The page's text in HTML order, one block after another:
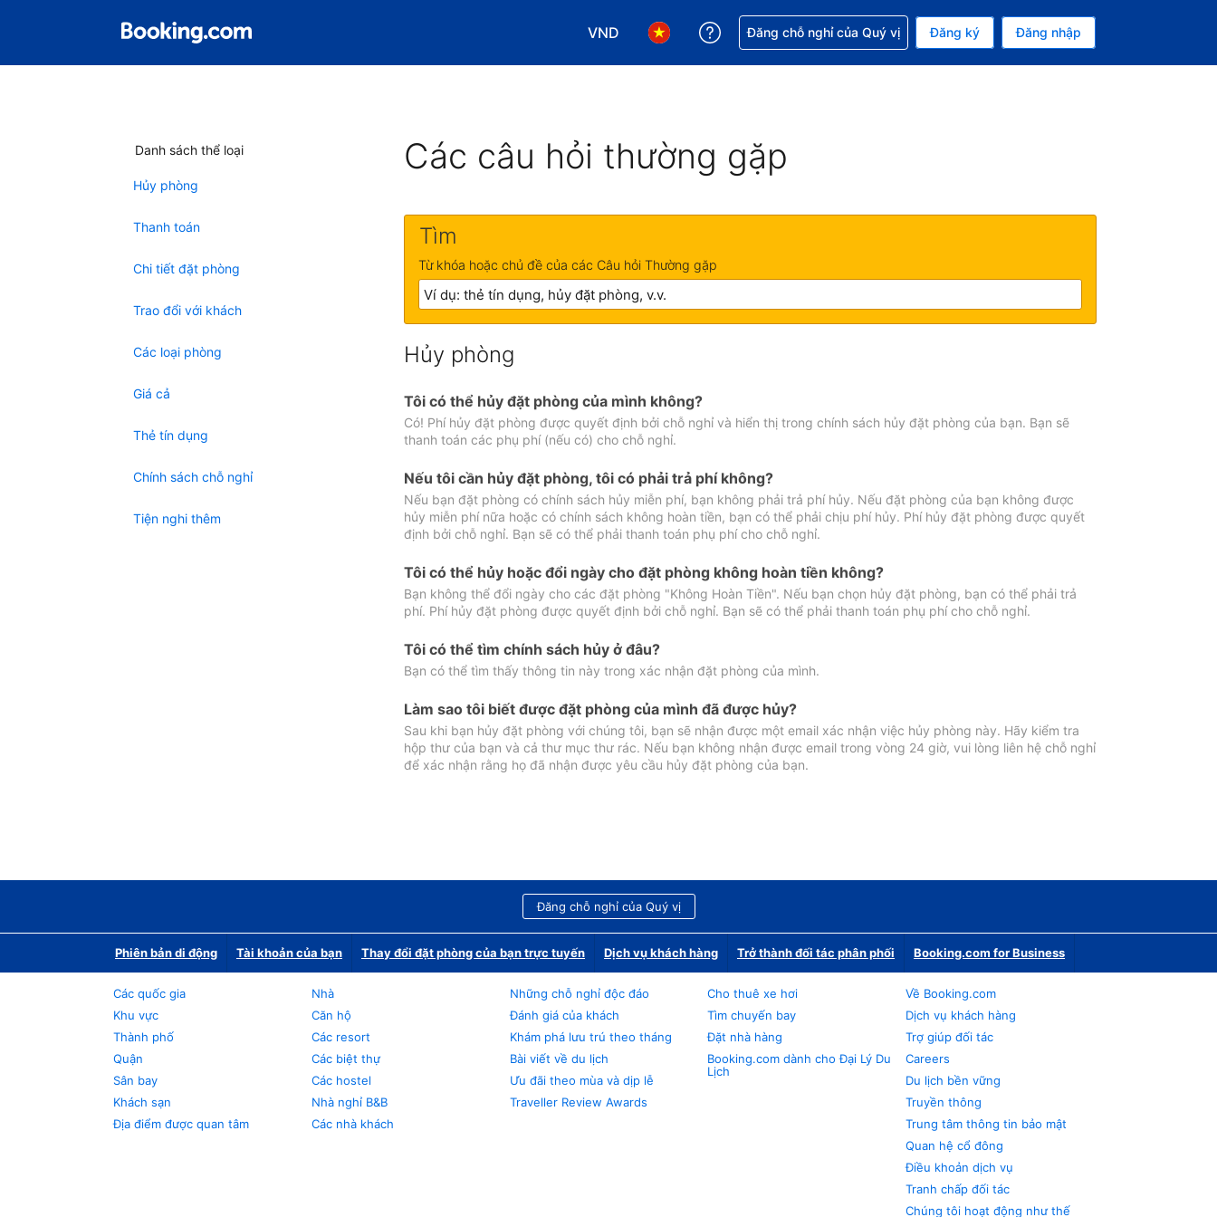
VND
Chọn loại tiền tệ của bạn. Loại tiền tệ hiện tại của bạn là Đồng
Chọn ngôn ngữ của bạn. Ngôn ngữ hiện tại của bạn là Tiếng Việt
Nhận trợ giúp với đặt chỗ
Đăng chỗ nghỉ của Quý vị Đăng ký Đăng nhập
Danh sách thể loại
Hủy phòng
Thanh toán
Chi tiết đặt phòng
Trao đổi với khách
Các loại phòng
Giá cả
Thẻ tín dụng
Chính sách chỗ nghỉ
Tiện nghi thêm
Các câu hỏi thường gặp
Tìm
Từ khóa hoặc chủ đề của các Câu hỏi Thường gặp
Hủy phòng
Tôi có thể hủy đặt phòng của mình không?
Có! Phí hủy đặt phòng được quyết định bởi chỗ nghỉ và hiển thị trong chính sách hủy đặt phòng của bạn. Bạn sẽ
thanh toán các phụ phí (nếu có) cho chỗ nghỉ.
Nếu tôi cần hủy đặt phòng, tôi có phải trả phí không?
Nếu bạn đặt phòng có chính sách hủy miễn phí, bạn không phải trả phí hủy. Nếu đặt phòng của bạn không được
hủy miễn phí nữa hoặc có chính sách không hoàn tiền, bạn có thể phải chịu phí hủy. Phí hủy đặt phòng được quyết
định bởi chỗ nghỉ. Bạn sẽ có thể phải thanh toán phụ phí cho chỗ nghỉ.
Tôi có thể hủy hoặc đổi ngày cho đặt phòng không hoàn tiền không?
Bạn không thể đổi ngày cho các đặt phòng "Không Hoàn Tiền". Nếu bạn chọn hủy đặt phòng, bạn có thể phải trả
phí. Phí hủy đặt phòng được quyết định bởi chỗ nghỉ. Bạn sẽ có thể phải thanh toán phụ phí cho chỗ nghỉ.
Tôi có thể tìm chính sách hủy ở đâu?
Bạn có thể tìm thấy thông tin này trong xác nhận đặt phòng của mình.
Làm sao tôi biết được đặt phòng của mình đã được hủy?
Sau khi bạn hủy đặt phòng với chúng tôi, bạn sẽ nhận được một email xác nhận việc hủy phòng này. Hãy kiểm tra
hộp thư của bạn và cả thư mục thư rác. Nếu bạn không nhận được email trong vòng 24 giờ, vui lòng liên hệ chỗ nghỉ
để xác nhận rằng họ đã nhận được yêu cầu hủy đặt phòng của bạn.
Đăng chỗ nghỉ của Quý vị
Phiên bản di động Tài khoản của bạn Thay đổi đặt phòng của bạn trực tuyến Dịch vụ khách hàng Trở thành đối tác phân phối Booking.com for Business
Các quốc gia
Khu vực
Thành phố
Quận
Sân bay
Khách sạn
Địa điểm được quan tâm
Nhà
Căn hộ
Các resort
Các biệt thự
Các hostel
Nhà nghỉ B&B
Các nhà khách
Những chỗ nghỉ độc đáo
Đánh giá của khách
Khám phá lưu trú theo tháng
Bài viết về du lịch
Ưu đãi theo mùa và dịp lễ
Traveller Review Awards
Cho thuê xe hơi
Tìm chuyến bay
Đặt nhà hàng
Booking.com dành cho Đại Lý Du
Lịch
Về Booking.com
Dịch vụ khách hàng
Trợ giúp đối tác
Careers
Du lịch bền vững
Truyền thông
Trung tâm thông tin bảo mật
Quan hệ cổ đông
Điều khoản dịch vụ
Tranh chấp đối tác
Chúng tôi hoạt động như thế